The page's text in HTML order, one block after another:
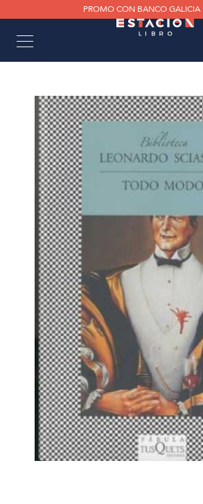
PROMO CON BANCO GALICIA